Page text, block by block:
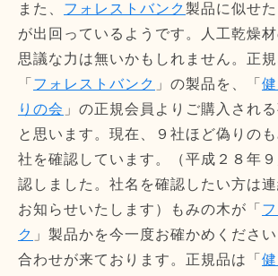
また、 フォレストバンク製品に似せ
が出回っているようです。人工乾燥
思議な力は無いかもしれません。正
「 フォレストバンク 」の製品を、「
りの会 」の正規会員よりご購入され
と思います。現在、９社ほど偽りの
社を確認しています。（平成２８年
認しました。社名を確認したい方は
お知らせいたします）もみの木が「
ク 」製品かを今一度お確かめくださ
合わせが来ております。正規品は「